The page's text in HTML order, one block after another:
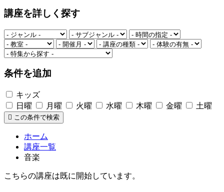
講座を詳しく探す
条件を追加
キッズ
日曜
月曜 火曜 水曜 木曜 金曜 土曜
この条件で検索
ホーム
講座一覧
音楽
こちらの講座は既に開始しています。